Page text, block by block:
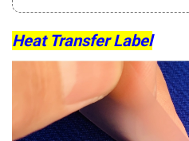
Heat Transfer Label